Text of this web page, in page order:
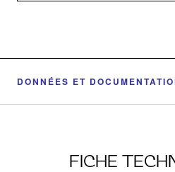
DONNÉES ET
FICHE